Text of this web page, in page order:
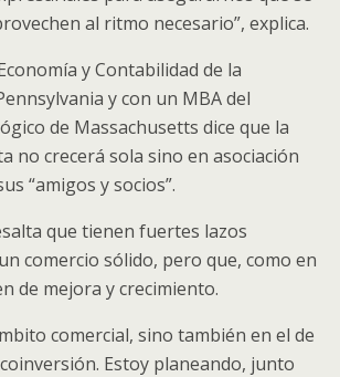
al ritmo necesario”, explica.
y Contabilidad de la
y con un MBA del
de Massachusetts dice que la
no crecerá sola sino en asociación
“amigos y socios”.
que tienen fuertes lazos
comercio sólido, pero que, como en
de mejora y crecimiento.
comercial, sino también en el de
Estoy planeando, junto